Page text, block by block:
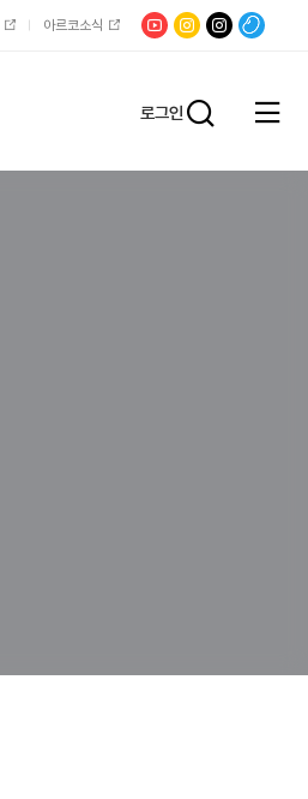
아르코소식 유튜브문학광장채널문장
팟빵
로그인
전체